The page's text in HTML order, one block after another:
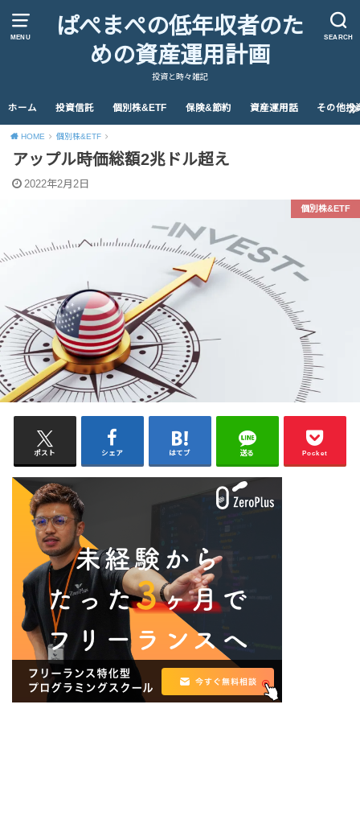
MENU SEARCH
ぱぺまぺの低年収者のた
めの資産運用計画
投資と時々雑記
ホーム 投資信託 個別株&ETF 保険&節約 資産運用話 その他投
HOME 個別株&ETF
アップル時価総額2兆ドル超え
2022年2月2日
個別株&ETF
ポスト シェア はてブ 送る Pocket